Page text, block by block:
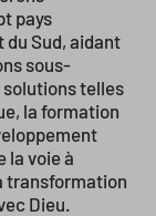
pays
du Sud, aidant
sous-
solutions telles
la formation
la voie à
transformation
Dieu.